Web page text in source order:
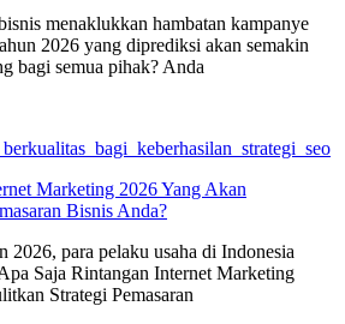
menaklukkan hambatan kampanye
2026 yang diprediksi akan semakin
bagi semua pihak? Anda
Marketing 2026 Yang Akan
Bisnis Anda?
2026, para pelaku usaha di Indonesia
Saja Rintangan Internet Marketing
Strategi Pemasaran